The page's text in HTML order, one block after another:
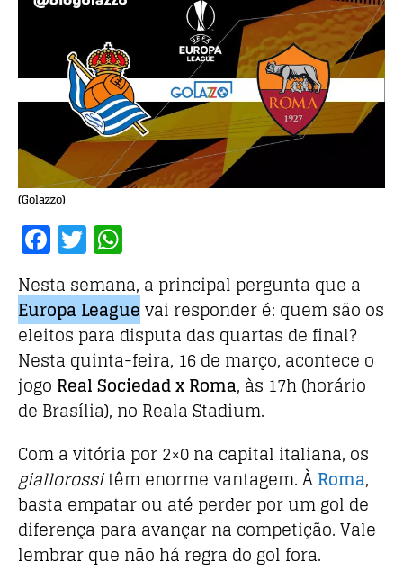
(Golazzo)
F
a
c
e
b
o
o
k
T
w
it
te
r
h
at
s
A
p
p
Nesta semana, a principal pergunta que a
Europa Leaguevai responder é: quem são os
eleitos para disputa das quartas de final?
Nesta quinta-feira, 16 de março, acontece o
jogo Real Sociedad x Roma, às 17h (horário
de Brasília), no Reala Stadium.
Com a vitória por 2×0 na capital italiana, os
giallorossitêm enorme vantagem. ÀRoma,
basta empatar ou até perder por um gol de
diferença para avançar na competição. Vale
lembrar que não há regra do gol fora.